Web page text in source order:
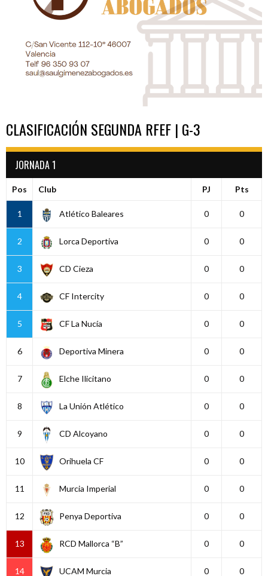
CLASIFICACIÓN SEGUNDA RFEF | G-3
JORNADA 1
Pos Club PJ Pts
1 Atlético Baleares 0 0
2 Lorca Deportiva 0 0
3 CD Cieza 0 0
4 CF Intercity 0 0
5 CF La Nucía 0 0
6 Deportiva Minera 0 0
7 Elche Ilicitano 0 0
8 La Unión Atlético 0 0
9 CD Alcoyano 0 0
10 Orihuela CF 0 0
11 Murcia Imperial 0 0
12 Penya Deportiva 0 0
13 RCD Mallorca “B” 0 0
14 UCAM Murcia 0 0